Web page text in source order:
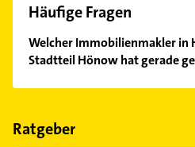
Häufige Fragen
Welcher Immobilienmakler in
Stadtteil Hönow hat gerade
Im Anbieter-Bereich finden
Feiertagen abweichen können.
Ratgeber